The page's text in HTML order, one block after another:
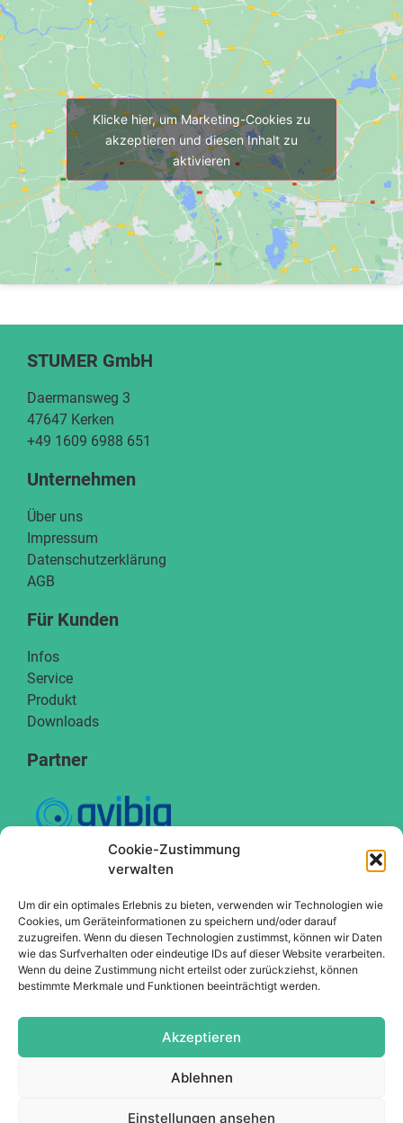
Cookie-Zustimmung
verwalten
Um dir ein optimales Erlebnis zu bieten, verwenden wir Technologien wie
Cookies, um Geräteinformationen zu speichern und/oder darauf
zuzugreifen. Wenn du diesen Technologien zustimmst, können wir Daten
wie das Surfverhalten oder eindeutige IDs auf dieser Website verarbeiten.
Wenn du deine Zustimmung nicht erteilst oder zurückziehst, können
bestimmte Merkmale und Funktionen beeinträchtigt werden.
Akzeptieren
Ablehnen
Einstellungen ansehen
Klicke hier, um Marketing-Cookies zu
akzeptieren und diesen Inhalt zu
aktivieren
STUMER GmbH
Daermansweg 3
47647 Kerken
+49 1609 6988 651
Unternehmen
Über uns
Impressum
Datenschutzerklärung
AGB
Für Kunden
Infos
Service
Produkt
Downloads
Partner